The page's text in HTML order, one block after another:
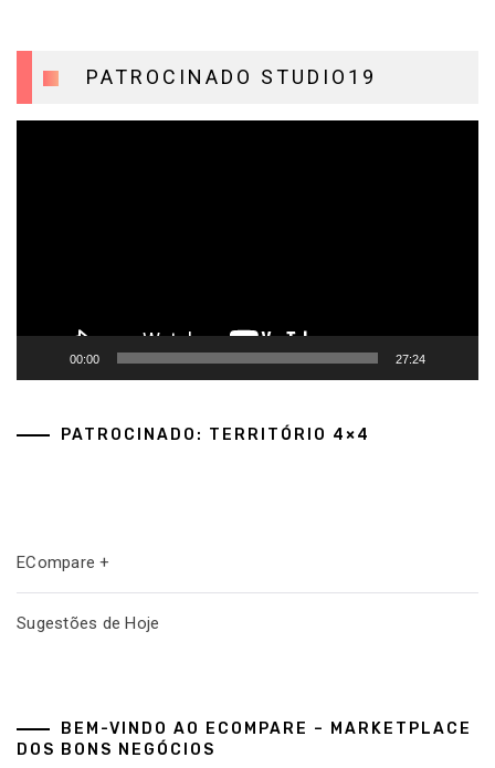
PATROCINADO STUDIO19
00:00 27:24
PATROCINADO: TERRITÓRIO 4×4
ECompare +
Sugestões de Hoje
BEM-VINDO AO ECOMPARE – MARKETPLACE
DOS BONS NEGÓCIOS